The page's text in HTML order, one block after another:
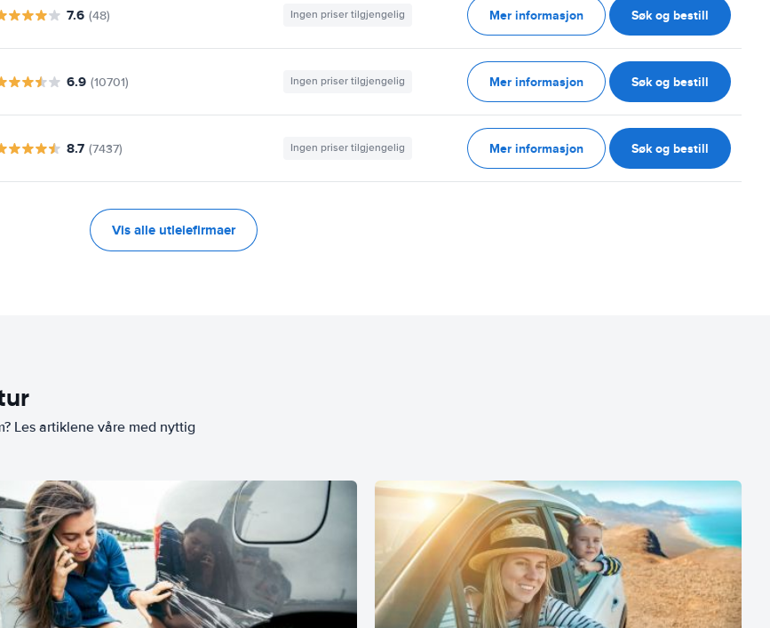
7.6 (48) Ingen priser tilgjengelig Mer informasjon Søk og bestill
6.9 (10701) Ingen priser tilgjengelig Mer informasjon Søk og bestill
8.7 (7437) Ingen priser tilgjengelig Mer informasjon Søk og bestill
Vis alle utleiefirmaer
Les artiklene våre med nyttig